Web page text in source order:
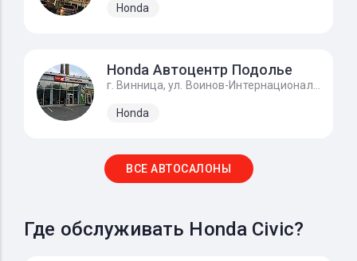
Honda
Honda Автоцентр Подолье
Honda
ВСЕ АВТОСАЛОНЫ
Где обслуживать Honda Civic?